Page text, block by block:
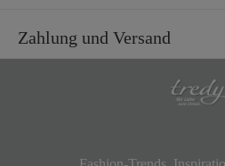
Zahlung und Versand